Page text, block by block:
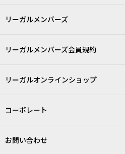
リーガルメンバーズ
リーガルメンバーズ会員規約
リーガルオンラインショップ
コーポレート
お問い合わせ